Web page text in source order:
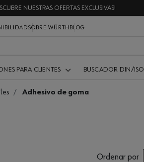
NUESTRAS OFERTAS EXCLUSIVAS!
SOBRE WÜRTH BLOG
PARA CLIENTES BUSCADOR DIN/ISO
Adhesivo de goma
Ordenar por